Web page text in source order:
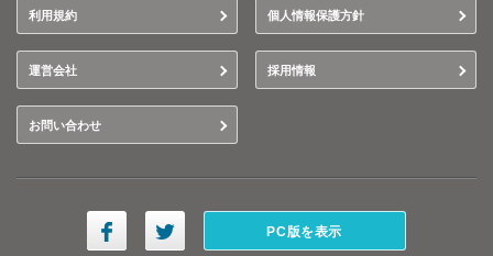
利用規約 個人情報保護方針
運営会社 採用情報
お問い合わせ
PC版を表示